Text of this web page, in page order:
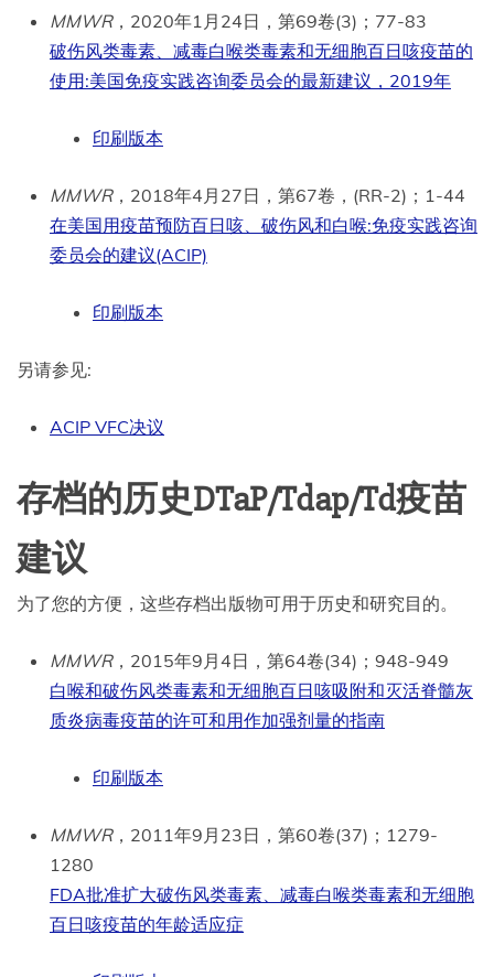
MMWR，2020年1月24日，第69卷(3)；77-83
破伤风类毒素、减毒白喉类毒素和无细胞百日咳疫苗的
使用:美国免疫实践咨询委员会的最新建议，2019年
印刷版本
MMWR，2018年4月27日，第67卷，(RR-2)；1-44
在美国用疫苗预防百日咳、破伤风和白喉:免疫实践咨询
委员会的建议(ACIP)
印刷版本
另请参见:
ACIP VFC决议
存档的历史DTaP/Tdap/Td疫苗
建议
为了您的方便，这些存档出版物可用于历史和研究目的。
MMWR，2015年9月4日，第64卷(34)；948-949
白喉和破伤风类毒素和无细胞百日咳吸附和灭活脊髓灰
质炎病毒疫苗的许可和用作加强剂量的指南
印刷版本
MMWR，2011年9月23日，第60卷(37)；1279-
1280
FDA批准扩大破伤风类毒素、减毒白喉类毒素和无细胞
百日咳疫苗的年龄适应症